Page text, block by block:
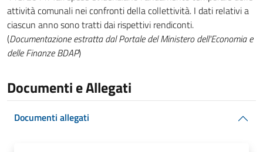
attività comunali nei confronti della collettività. I dati relativi a
ciascun anno sono tratti dai rispettivi rendiconti.
(Documentazione estratta dal Portale del Ministero dell'Economia e
delle Finanze BDAP)
Documenti e Allegati
Documenti allegati